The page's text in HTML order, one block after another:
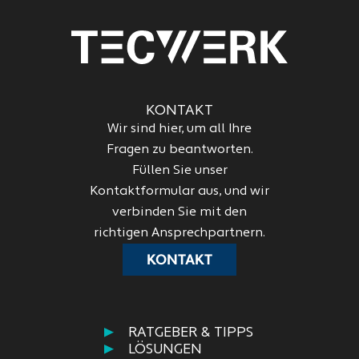
RATGEBER & TIPPS
LÖSUNGEN
KONTAKT
Wir sind hier, um all Ihre
Fragen zu beantworten.
Füllen Sie unser
Kontaktformular aus, und wir
verbinden Sie mit den
richtigen Ansprechpartnern.
KONTAKT